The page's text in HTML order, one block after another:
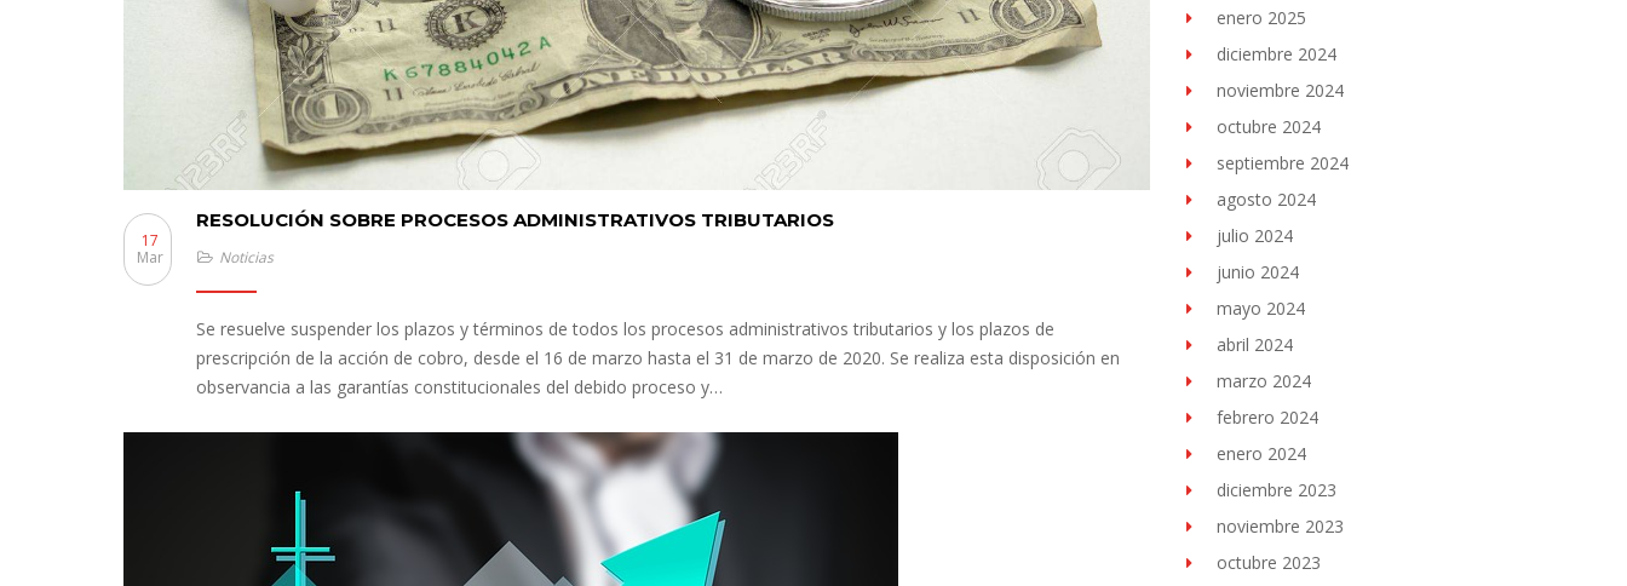
RESOLUCIÓN SOBRE PROCESOS ADMINISTRATIVOS TRIBUTARIOS
17
Mar
Noticias
Se resuelve suspender los plazos y términos de todos los procesos administrativos tributarios y los plazos de
prescripción de la acción de cobro, desde el 16 de marzo hasta el 31 de marzo de 2020. Se realiza esta disposición en
observancia a las garantías constitucionales del debido proceso y…
enero 2025
diciembre 2024
noviembre 2024
octubre 2024
septiembre 2024
agosto 2024
julio 2024
junio 2024
mayo 2024
abril 2024
marzo 2024
febrero 2024
enero 2024
diciembre 2023
noviembre 2023
octubre 2023